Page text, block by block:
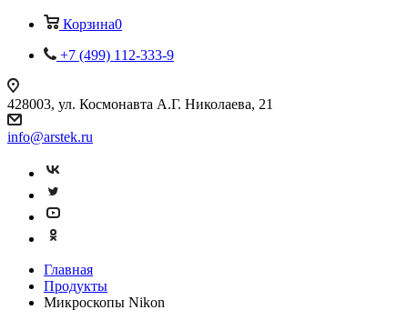
Корзина0
+7 (499) 112-333-9
428003, ул. Космонавта А.Г. Николаева, 21
info@arstek.ru
Главная
Продукты
Микроскопы Nikon